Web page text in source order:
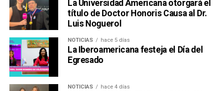
La Universidad Americana otorgará el
título de Doctor Honoris Causa al Dr.
Luis Noguerol
NOTICIAS hace 5 días
La Iberoamericana festeja el Día del
Egresado
NOTICIAS hace 4 días